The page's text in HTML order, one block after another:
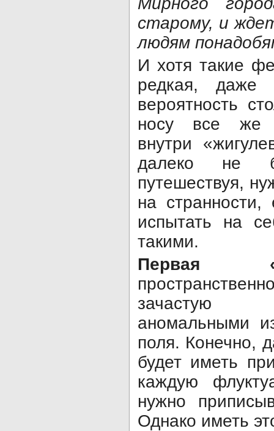
старому, и
людям
И хотя такие
редкая,
вероятность
носу все же
внутри
далеко не
путешествуя,
на
испытать на
такими.
Первая
зачастую
аномальными
поля. Конечно,
будет иметь
каждую
нужно
Однако иметь